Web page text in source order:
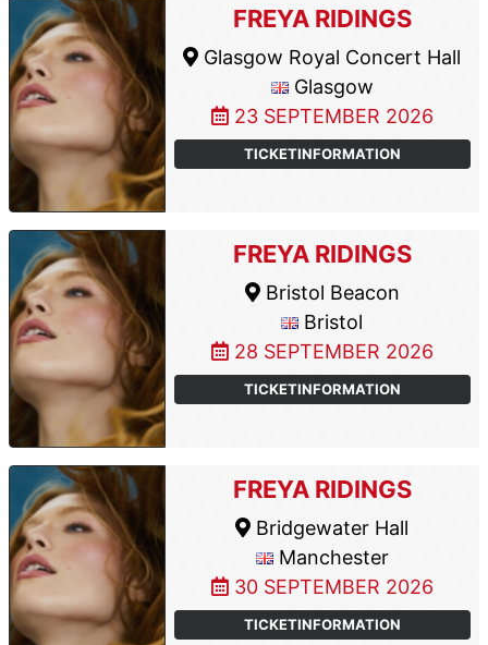
FREYA RIDINGS
Glasgow Royal Concert Hall
Glasgow
23 SEPTEMBER 2026
TICKETINFORMATION
FREYA RIDINGS
Bristol Beacon
Bristol
28 SEPTEMBER 2026
TICKETINFORMATION
FREYA RIDINGS
Bridgewater Hall
Manchester
30 SEPTEMBER 2026
TICKETINFORMATION